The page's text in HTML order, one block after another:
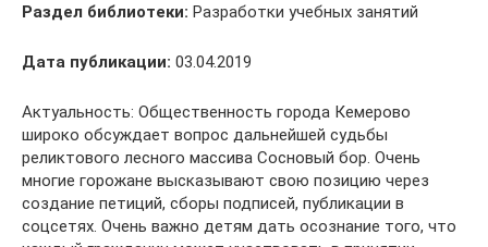
Раздел библиотеки: Разработки учебных занятий
Дата публикации: 03.04.2019
Актуальность: Общественность города Кемерово
широко обсуждает вопрос дальнейшей судьбы
реликтового лесного массива Сосновый бор. Очень
многие горожане высказывают свою позицию через
создание петиций, сборы подписей, публикации в
соцсетях. Очень важно детям дать осознание того, что